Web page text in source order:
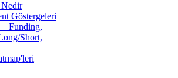
Göstergeleri
Funding,
Short,